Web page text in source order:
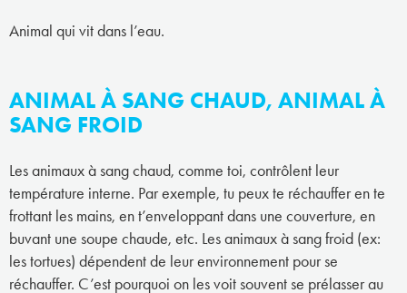
Animal qui vit dans l’eau.
ANIMAL À SANG CHAUD, ANIMAL À
SANG FROID
Les animaux à sang chaud, comme toi, contrôlent leur
température interne. Par exemple, tu peux te réchauffer en te
frottant les mains, en t’enveloppant dans une couverture, en
buvant une soupe chaude, etc. Les animaux à sang froid (ex:
les tortues) dépendent de leur environnement pour se
réchauffer. C’est pourquoi on les voit souvent se prélasser au